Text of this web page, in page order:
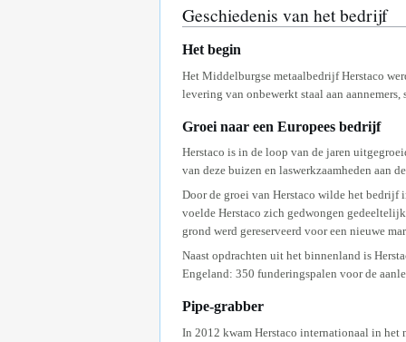
Geschiedenis van het bedrijf
Het begin
Het Middelburgse metaalbedrijf Herstaco
levering van onbewerkt staal aan
Groei naar een Europees bedrijf
Herstaco is in de loop van de jaren
van deze buizen en laswerkzaamheden aan
Door de groei van Herstaco wilde het
voelde Herstaco zich gedwongen
grond werd gereserveerd voor een nieuwe
Naast opdrachten uit het binnenland is
Engeland: 350 funderingspalen voor de
Pipe-grabber
In 2012 kwam Herstaco internationaal in het